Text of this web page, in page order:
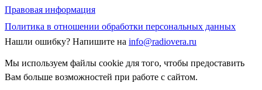
Правовая информация
Политика в отношении обработки персональных данных
Нашли ошибку? Напишите на info@radiovera.ru
Мы используем файлы cookie для того, чтобы предоставить
Вам больше возможностей при работе с сайтом.